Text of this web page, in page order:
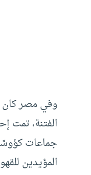
الفتنة، تمت
جماعات
المؤيدين للقهوة،